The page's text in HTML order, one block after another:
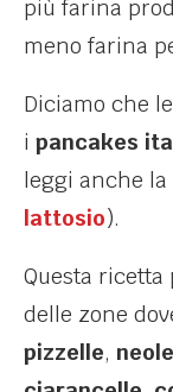
più farina
meno farina
Diciamo che
i pancakes
leggi anche
lattosio).
Questa ricetta
delle zone
pizzelle, neole